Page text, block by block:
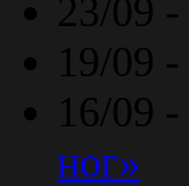
23/09 -
19/09 -
16/09 -
ног»